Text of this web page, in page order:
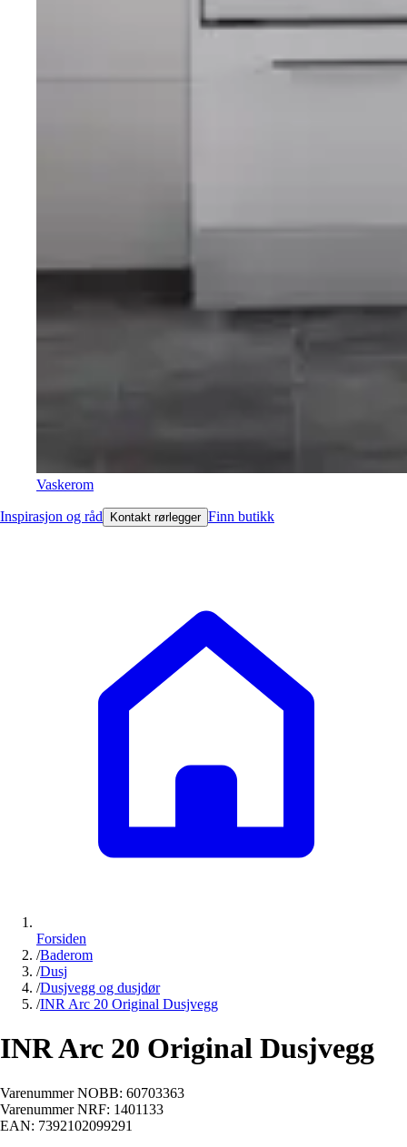
Vaskerom
Inspirasjon og råd Kontakt rørlegger Finn butikk
Forsiden
/Baderom
/Dusj
/Dusjvegg og dusjdør
/INR Arc 20 Original Dusjvegg
INR Arc 20 Original Dusjvegg
Varenummer NOBB: 60703363
Varenummer NRF: 1401133
EAN: 7392102099291